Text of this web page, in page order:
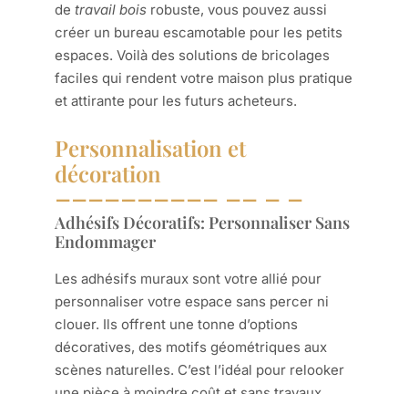
de travail bois robuste, vous pouvez aussi
créer un bureau escamotable pour les petits
espaces. Voilà des solutions de bricolages
faciles qui rendent votre maison plus pratique
et attirante pour les futurs acheteurs.
Personnalisation et
décoration
Adhésifs Décoratifs: Personnaliser Sans
Endommager
Les adhésifs muraux sont votre allié pour
personnaliser votre espace sans percer ni
clouer. Ils offrent une tonne d’options
décoratives, des motifs géométriques aux
scènes naturelles. C’est l’idéal pour relooker